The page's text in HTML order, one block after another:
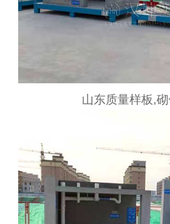
山东质量样板,